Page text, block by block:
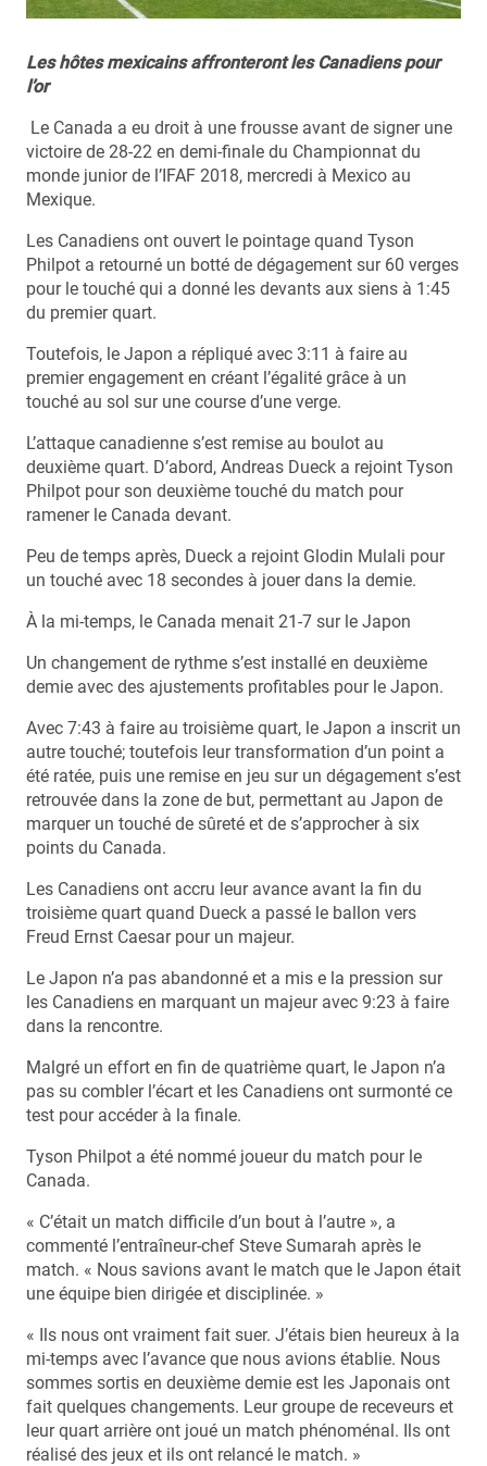
Les hôtes mexicains affronteront les Canadiens pour
l’or
Le Canada a eu droit à une frousse avant de signer une
victoire de 28-22 en demi-finale du Championnat du
monde junior de l’IFAF 2018, mercredi à Mexico au
Mexique.
Les Canadiens ont ouvert le pointage quand Tyson
Philpot a retourné un botté de dégagement sur 60 verges
pour le touché qui a donné les devants aux siens à 1:45
du premier quart.
Toutefois, le Japon a répliqué avec 3:11 à faire au
premier engagement en créant l’égalité grâce à un
touché au sol sur une course d’une verge.
L’attaque canadienne s’est remise au boulot au
deuxième quart. D’abord, Andreas Dueck a rejoint Tyson
Philpot pour son deuxième touché du match pour
ramener le Canada devant.
Peu de temps après, Dueck a rejoint Glodin Mulali pour
un touché avec 18 secondes à jouer dans la demie.
À la mi-temps, le Canada menait 21-7 sur le Japon
Un changement de rythme s’est installé en deuxième
demie avec des ajustements profitables pour le Japon.
Avec 7:43 à faire au troisième quart, le Japon a inscrit un
autre touché; toutefois leur transformation d’un point a
été ratée, puis une remise en jeu sur un dégagement s’est
retrouvée dans la zone de but, permettant au Japon de
marquer un touché de sûreté et de s’approcher à six
points du Canada.
Les Canadiens ont accru leur avance avant la fin du
troisième quart quand Dueck a passé le ballon vers
Freud Ernst Caesar pour un majeur.
Le Japon n’a pas abandonné et a mis e la pression sur
les Canadiens en marquant un majeur avec 9:23 à faire
dans la rencontre.
Malgré un effort en fin de quatrième quart, le Japon n’a
pas su combler l’écart et les Canadiens ont surmonté ce
test pour accéder à la finale.
Tyson Philpot a été nommé joueur du match pour le
Canada.
« C’était un match difficile d’un bout à l’autre », a
commenté l’entraîneur-chef Steve Sumarah après le
match. « Nous savions avant le match que le Japon était
une équipe bien dirigée et disciplinée. »
« Ils nous ont vraiment fait suer. J’étais bien heureux à la
mi-temps avec l’avance que nous avions établie. Nous
sommes sortis en deuxième demie est les Japonais ont
fait quelques changements. Leur groupe de receveurs et
leur quart arrière ont joué un match phénoménal. Ils ont
réalisé des jeux et ils ont relancé le match. »